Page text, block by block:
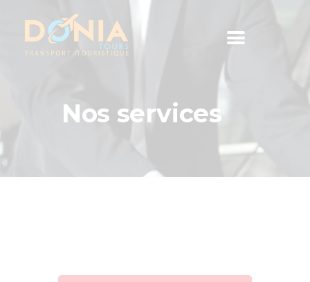
Nos services
Accueil